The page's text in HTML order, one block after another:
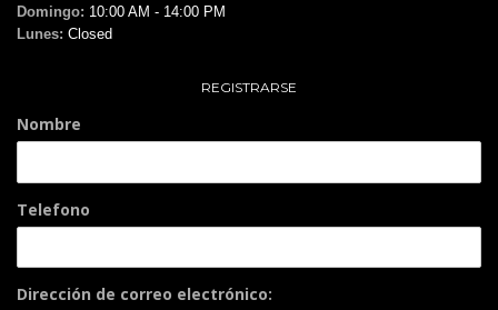
Domingo: 10:00 AM - 14:00 PM
Lunes: Closed
REGISTRARSE
Nombre
Telefono
Dirección de correo electrónico: